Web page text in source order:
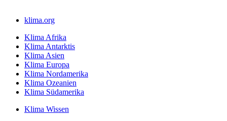
klima.org
Klima Afrika
Klima Antarktis
Klima Asien
Klima Europa
Klima Nordamerika
Klima Ozeanien
Klima Südamerika
Klima Wissen